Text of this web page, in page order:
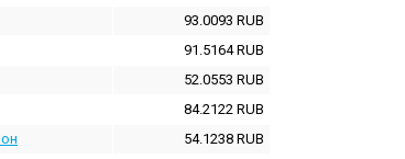
93.0093 RUB
91.5164RUB
52.0553 RUB
84.2122 RUB
54.1238 RUB